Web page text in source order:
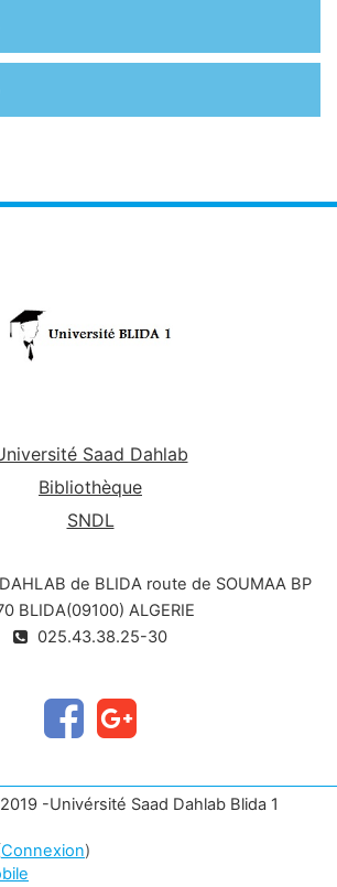
Saad Dahlab
Bibliothèque
SNDL
de BLIDA route de SOUMAA BP
BLIDA(09100) ALGERIE
025.43.38.25-30
-Univérsité Saad Dahlab Blida 1
Connexion)